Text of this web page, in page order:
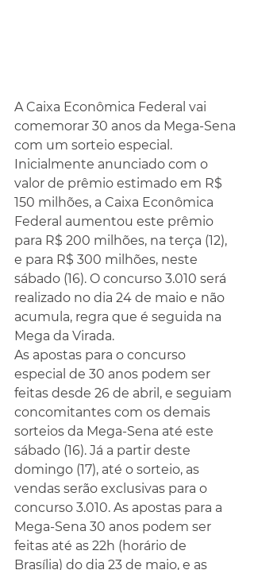
A Caixa Econômica Federal vai
comemorar 30 anos da Mega-Sena
com um sorteio especial.
Inicialmente anunciado com o
valor de prêmio estimado em R$
150 milhões, a Caixa Econômica
Federal aumentou este prêmio
para R$ 200 milhões, na terça (12),
e para R$ 300 milhões, neste
sábado (16). O concurso 3.010 será
realizado no dia 24 de maio e não
acumula, regra que é seguida na
Mega da Virada.
As apostas para o concurso
especial de 30 anos podem ser
feitas desde 26 de abril, e seguiam
concomitantes com os demais
sorteios da Mega-Sena até este
sábado (16). Já a partir deste
domingo (17), até o sorteio, as
vendas serão exclusivas para o
concurso 3.010. As apostas para a
Mega-Sena 30 anos podem ser
feitas até as 22h (horário de
Brasília) do dia 23 de maio, e as